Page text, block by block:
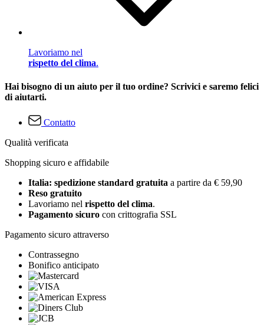
Lavoriamo nel
rispetto del clima.
Hai bisogno di un aiuto per il tuo ordine? Scrivici e saremo felici
di aiutarti.
Contatto
Qualità verificata
Shopping sicuro e affidabile
Italia: spedizione standard gratuita a partire da € 59,90
Reso gratuito
Lavoriamo nel rispetto del clima.
Pagamento sicuro con crittografia SSL
Pagamento sicuro attraverso
Contrassegno
Bonifico anticipato